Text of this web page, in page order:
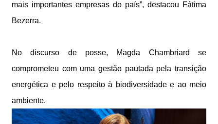
mais importantes empresas do país”, destacou Fátima
Bezerra.
No discurso de posse, Magda Chambriard se
comprometeu com uma gestão pautada pela transição
energética e pelo respeito à biodiversidade e ao meio
ambiente.